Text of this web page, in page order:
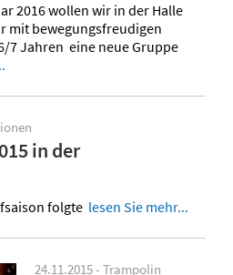
2016 wollen wir in der Halle
mit bewegungsfreudigen
7 Jahren eine neue Gruppe
in der
folgte lesen Sie mehr...
24.11.2015 - Trampolin